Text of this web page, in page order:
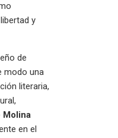
y
de
modo una
literaria,
Molina
en el